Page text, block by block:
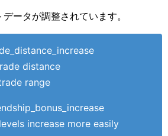
ータが調整されています。
distance
range
increase more easily